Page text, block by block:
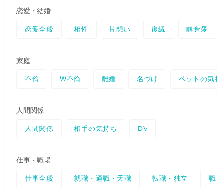
来るよう、あなた様のことを一
だきます。幸せへの第一歩を共
ら幸いです。 多角的に判断し、
えない... そんなお悩みをお1人
恋愛・結婚
恋愛全般 相性 片想い 復縁 略奪愛
家庭
不倫 W不倫 離婚 名づけ ペットの気
人間関係
人間関係 相手の気持ち DV
仕事・職場
仕事全般 就職・適職・天職 転職・独立 職